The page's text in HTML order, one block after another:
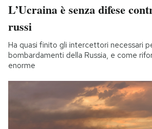
L’Ucraina è senza difese
russi
Ha quasi finito gli intercettori necessari
bombardamenti della Russia, e come
enorme